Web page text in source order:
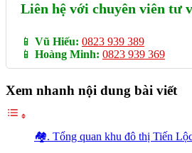
Liên hệ với chuyên viên tư
📱 Vũ Hiếu: 0823 939 389
📱 Hoàng Minh: 0823 939 369
Xem nhanh nội dung bài viết
🏘️. Tổng quan khu đô thị Tiến